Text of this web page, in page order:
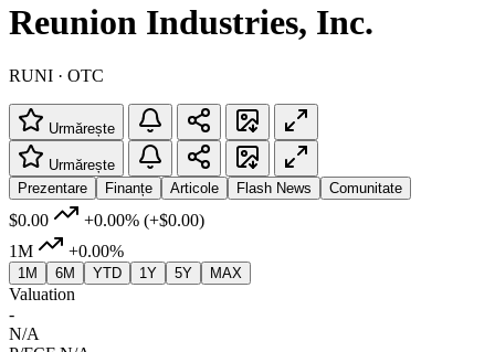
Reunion Industries, Inc.
RUNI · OTC
Urmărește
Urmărește
Prezentare
Finanțe Articole Flash News Comunitate
$0.00 +0.00% (+$0.00)
1M
+0.00%
1M 6M YTD 1Y 5Y MAX
Valuation
-
N/A